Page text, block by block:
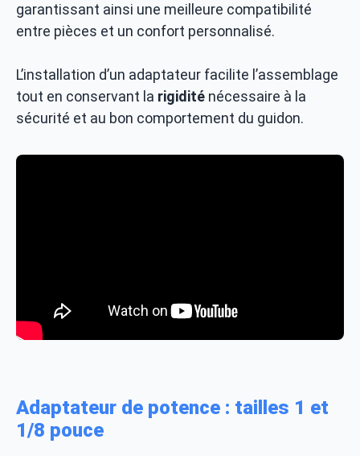
garantissant ainsi une meilleure compatibilité
entre pièces et un confort personnalisé.
L’installation d’un adaptateur facilite l’assemblage
tout en conservant la rigidité nécessaire à la
sécurité et au bon comportement du guidon.
Adaptateur de potence : tailles 1 et
1/8 pouce